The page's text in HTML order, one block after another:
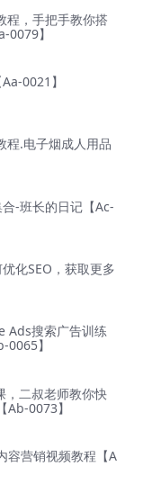
程，手把手教你搭
0079】
0021】
程.电子烟成人用品
-班长的日记【Ac-
化SEO，获取更多
Ads搜索广告训练
】
，二叔老师教你快
Ab-0073】
容营销视频教程【A